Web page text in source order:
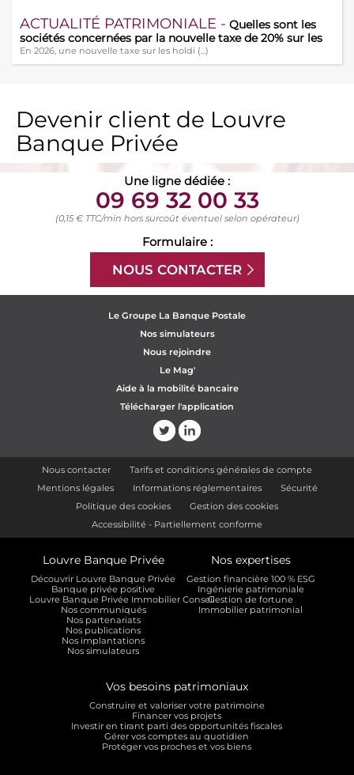
ACTUALITÉ PATRIMONIALE - Quelles sont les
sociétés concernées par la nouvelle taxe de 20% sur les
holdings ?
En 2026, une nouvelle taxe sur les holdi (...)
Devenir client de Louvre
Banque Privée
Une ligne dédiée :
09 69 32 00 33
(0,15 € TTC/min hors surcoût éventuel selon opérateur)
Formulaire :
NOUS CONTACTER
Le Groupe La Banque Postale
Nos simulateurs
Nous rejoindre
Le Mag'
Aide à la mobilité bancaire
Télécharger l'application
Nous contacter
Tarifs et conditions générales de compte
Mentions légales
Informations réglementaires
Sécurité
Politique des cookies
Gestion des cookies
Accessibilité - Partiellement conforme
Louvre Banque Privée
Découvrir Louvre Banque Privée
Banque privée positive
Louvre Banque Privée Immobilier Conseil
Nos communiqués
Nos partenariats
Nos publications
Nos implantations
Nos simulateurs
Nos expertises
Gestion financière 100 % ESG
Ingénierie patrimoniale
Gestion de fortune
Immobilier patrimonial
Vos besoins patrimoniaux
Construire et valoriser votre patrimoine
Financer vos projets
Investir en tirant parti des opportunités fiscales
Gérer vos comptes au quotidien
Protéger vos proches et vos biens